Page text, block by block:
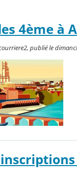
4ème à
publié le